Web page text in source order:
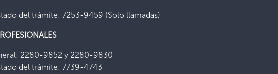
del trámite: 7253-9459 (Solo llamadas)
2280-9852 y 2280-9830
del trámite: 7739-4743